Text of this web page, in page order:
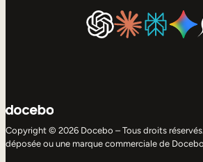
Copyright © 2026 Docebo – Tous droits
déposée ou une marque commerciale de